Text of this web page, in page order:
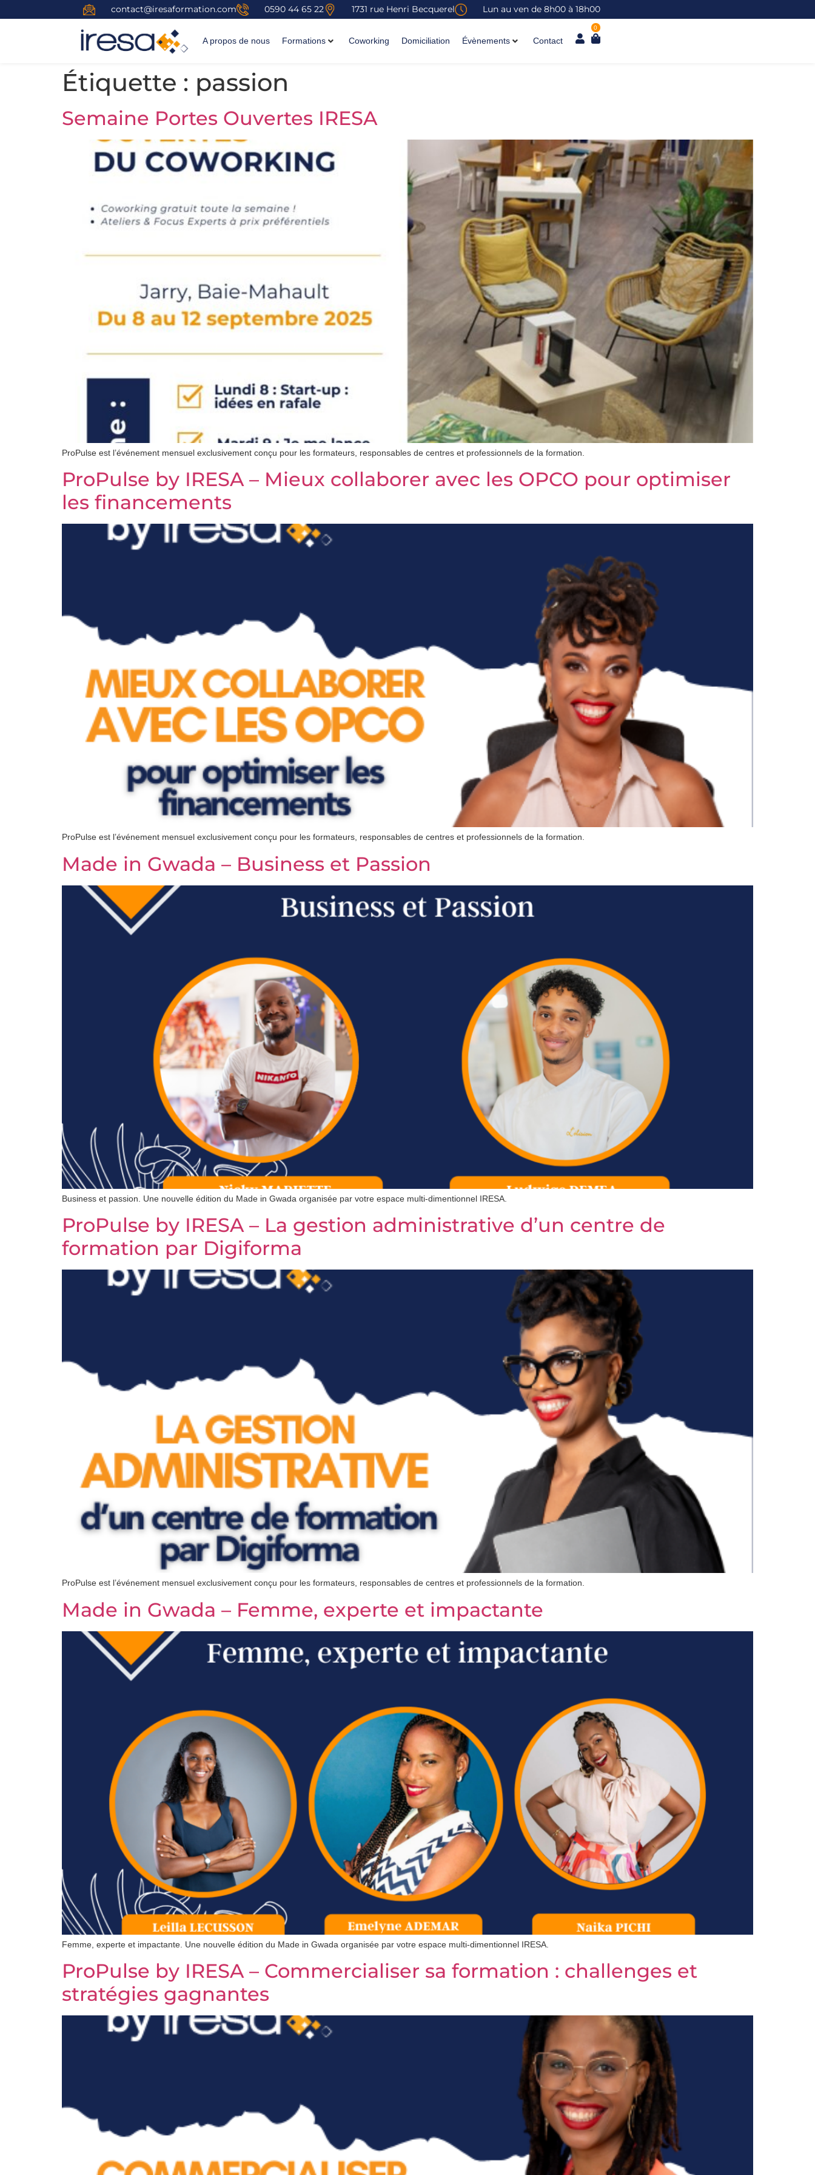
contact@iresaformation.com 0590 44 65 22 1731 rue Henri Becquerel Lun au ven de 8h00 à 18h00
A propos de nous Formations Coworking Domiciliation Évènements Contact
0
Étiquette : passion
Semaine Portes Ouvertes IRESA
ProPulse est l’événement mensuel exclusivement conçu pour les formateurs, responsables de centres et professionnels de la formation.
ProPulse by IRESA – Mieux collaborer avec les OPCO pour optimiser
les financements
ProPulse est l’événement mensuel exclusivement conçu pour les formateurs, responsables de centres et professionnels de la formation.
Made in Gwada – Business et Passion
Business et passion. Une nouvelle édition du Made in Gwada organisée par votre espace multi-dimentionnel IRESA.
ProPulse by IRESA – La gestion administrative d’un centre de
formation par Digiforma
ProPulse est l’événement mensuel exclusivement conçu pour les formateurs, responsables de centres et professionnels de la formation.
Made in Gwada – Femme, experte et impactante
Femme, experte et impactante. Une nouvelle édition du Made in Gwada organisée par votre espace multi-dimentionnel IRESA.
ProPulse by IRESA – Commercialiser sa formation : challenges et
stratégies gagnantes